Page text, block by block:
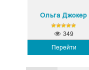
Ольга Джокер
Перейти
349